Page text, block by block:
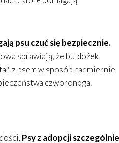
psu czuć się bezpiecznie.
sprawiają, że buldożek
z psem w sposób nadmiernie
czworonoga.
Psy z adopcji szczególnie